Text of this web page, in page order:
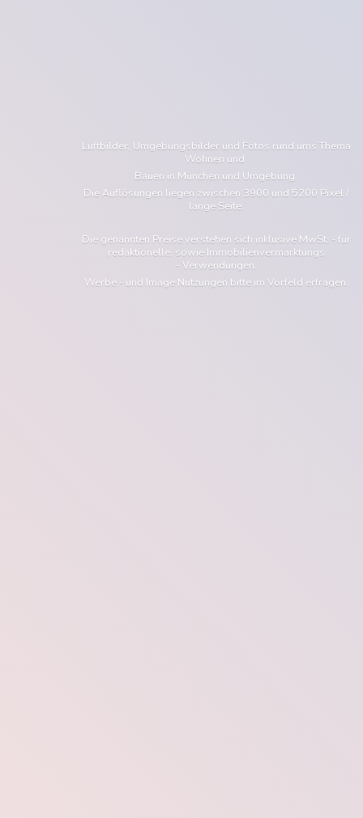
Luftbilder, Umgebungsbilder und Fotos rund ums Thema
Wohnen und
Bauen in München und Umgebung.
Die Auflösungen liegen zwischen 3900 und 5200 Pixel /
lange Seite.
Die genannten Preise verstehen sich inklusive MwSt. - für
redaktionelle, sowie Immobilienvermarktungs
- Verwendungen.
Werbe - und Image Nutzungen bitte im Vorfeld erfragen.